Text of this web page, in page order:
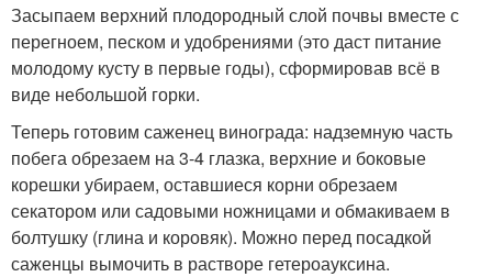
Засыпаем верхний плодородный слой почвы вместе с
перегноем, песком и удобрениями (это даст питание
молодому кусту в первые годы), сформировав всё в
виде небольшой горки.
Теперь готовим саженец винограда: надземную часть
побега обрезаем на 3-4 глазка, верхние и боковые
корешки убираем, оставшиеся корни обрезаем
секатором или садовыми ножницами и обмакиваем в
болтушку (глина и коровяк). Можно перед посадкой
саженцы вымочить в растворе гетероауксина.